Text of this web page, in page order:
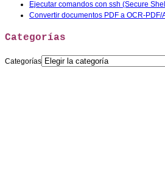
Ejecutar comandos con ssh (Secure
Convertir documentos PDF a OCR-PDF/
Categorías
Categorías